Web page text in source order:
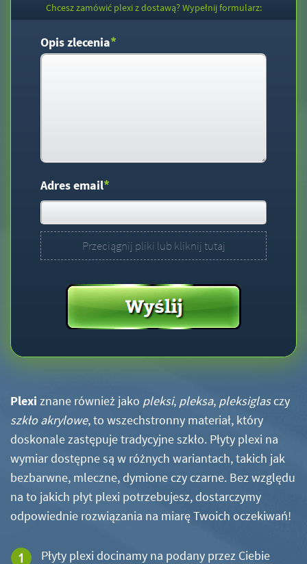
Chcesz zamówić plexi z dostawą? Wypełnij formularz:
Opis zlecenia*
Adres email*
Przeciągnij pliki lub kliknij tutaj
Plexi znane również jako pleksi, pleksa, pleksiglasczy
szkło akrylowe, to wszechstronny materiał, który
doskonale zastępuje tradycyjne szkło. Płyty plexi na
wymiar dostępne są w różnych wariantach, takich jak
bezbarwne, mleczne, dymione czy czarne. Bez względu
na to jakich płyt plexi potrzebujesz, dostarczymy
odpowiednie rozwiązania na miarę Twoich oczekiwań!
Płyty plexi docinamy na podany przez Ciebie